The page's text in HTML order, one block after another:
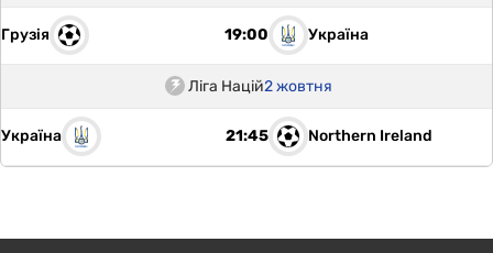
Грузія 19:00 Україна
Ліга Націй2 жовтня
Україна 21:45 Northern Ireland